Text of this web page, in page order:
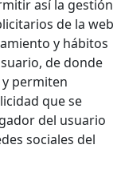
así la gestión
de la web
y hábitos
de donde
permiten
que se
del usuario
sociales del